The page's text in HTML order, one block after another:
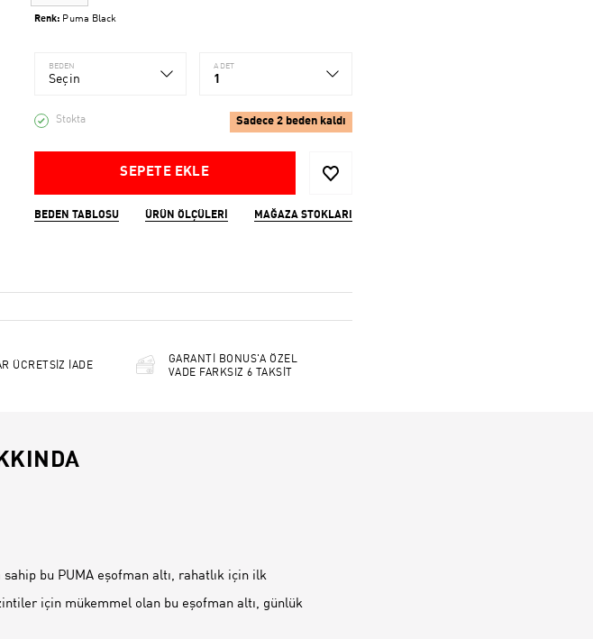
Renk: Puma Black
BEDEN
Seçin
ADET
1
Stokta Sadece 2 beden kaldı
SEPETE EKLE
BEDEN TABLOSU ÜRÜN ÖLÇÜLERI MAĞAZA STOKLARI
ÜCRETSİZ İADE
GARANTİ BONUS'A ÖZEL
VADE FARKSIZ 6 TAKSİT
bu PUMA eşofman altı, rahatlık için ilk
için mükemmel olan bu eşofman altı, günlük